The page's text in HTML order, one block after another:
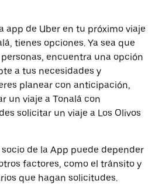
app de Uber en tu próximo viaje
tienes opciones. Ya sea que
encuentra una opción
a tus necesidades y
planear con anticipación,
un viaje a Tonalá con
solicitar un viaje a Los Olivos
de la App puede depender
factores, como el tránsito y
que hagan solicitudes.